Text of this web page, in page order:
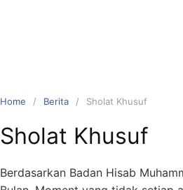
Home Berita Sholat Khusuf
Sholat Khusuf
Berdasarkan Badan Hisab